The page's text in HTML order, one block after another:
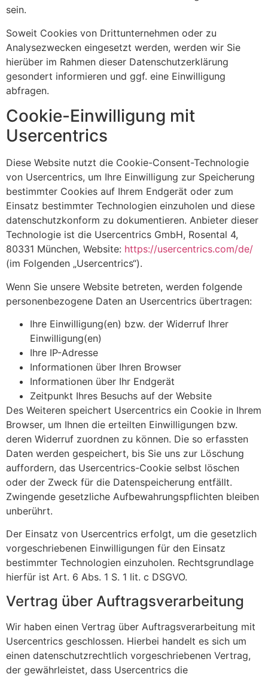
sein.
Soweit Cookies von Drittunternehmen oder zu
Analysezwecken eingesetzt werden, werden wir Sie
hierüber im Rahmen dieser Datenschutzerklärung
gesondert informieren und ggf. eine Einwilligung
abfragen.
Cookie-Einwilligung mit
Usercentrics
Diese Website nutzt die Cookie-Consent-Technologie
von Usercentrics, um Ihre Einwilligung zur Speicherung
bestimmter Cookies auf Ihrem Endgerät oder zum
Einsatz bestimmter Technologien einzuholen und diese
datenschutzkonform zu dokumentieren. Anbieter dieser
Technologie ist die Usercentrics GmbH, Rosental 4,
80331 München, Website: https://usercentrics.com/de/
(im Folgenden „Usercentrics“).
Wenn Sie unsere Website betreten, werden folgende
personenbezogene Daten an Usercentrics übertragen:
Ihre Einwilligung(en) bzw. der Widerruf Ihrer
Einwilligung(en)
Ihre IP-Adresse
Informationen über Ihren Browser
Informationen über Ihr Endgerät
Zeitpunkt Ihres Besuchs auf der Website
Des Weiteren speichert Usercentrics ein Cookie in Ihrem
Browser, um Ihnen die erteilten Einwilligungen bzw.
deren Widerruf zuordnen zu können. Die so erfassten
Daten werden gespeichert, bis Sie uns zur Löschung
auffordern, das Usercentrics-Cookie selbst löschen
oder der Zweck für die Datenspeicherung entfällt.
Zwingende gesetzliche Aufbewahrungspflichten bleiben
unberührt.
Der Einsatz von Usercentrics erfolgt, um die gesetzlich
vorgeschriebenen Einwilligungen für den Einsatz
bestimmter Technologien einzuholen. Rechtsgrundlage
hierfür ist Art. 6 Abs. 1 S. 1 lit. c DSGVO.
Vertrag über Auftragsverarbeitung
Wir haben einen Vertrag über Auftragsverarbeitung mit
Usercentrics geschlossen. Hierbei handelt es sich um
einen datenschutzrechtlich vorgeschriebenen Vertrag,
der gewährleistet, dass Usercentrics die